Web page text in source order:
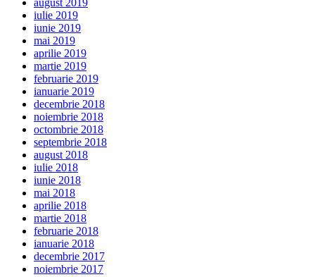
august 2019
iulie 2019
iunie 2019
mai 2019
aprilie 2019
martie 2019
februarie 2019
ianuarie 2019
decembrie 2018
noiembrie 2018
octombrie 2018
septembrie 2018
august 2018
iulie 2018
iunie 2018
mai 2018
aprilie 2018
martie 2018
februarie 2018
ianuarie 2018
decembrie 2017
noiembrie 2017